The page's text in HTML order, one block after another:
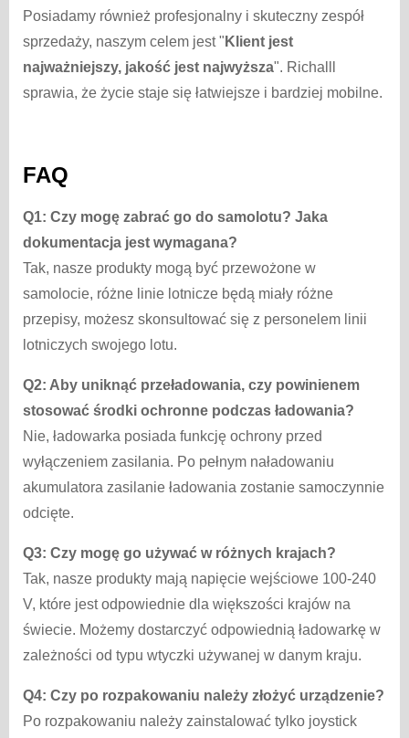
Posiadamy również profesjonalny i skuteczny zespół
sprzedaży, naszym celem jest " Klient jest
najważniejszy, jakość jest najwyższa". Richalll
sprawia, że życie staje się łatwiejsze i bardziej mobilne.
FAQ
Q1: Czy mogę zabrać go do samolotu? Jaka
dokumentacja jest wymagana?
Tak, nasze produkty mogą być przewożone w
samolocie, różne linie lotnicze będą miały różne
przepisy, możesz skonsultować się z personelem linii
lotniczych swojego lotu.
Q2: Aby uniknąć przeładowania, czy powinienem
stosować środki ochronne podczas ładowania?
Nie, ładowarka posiada funkcję ochrony przed
wyłączeniem zasilania. Po pełnym naładowaniu
akumulatora zasilanie ładowania zostanie samoczynnie
odcięte.
Q3: Czy mogę go używać w różnych krajach?
Tak, nasze produkty mają napięcie wejściowe 100-240
V, które jest odpowiednie dla większości krajów na
świecie. Możemy dostarczyć odpowiednią ładowarkę w
zależności od typu wtyczki używanej w danym kraju.
Q4: Czy po rozpakowaniu należy złożyć urządzenie?
Po rozpakowaniu należy zainstalować tylko joystick